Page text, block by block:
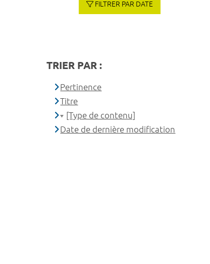
FILTRER PAR DATE
TRIER PAR :
Pertinence
Titre
[Type de contenu]
Date de dernière modification